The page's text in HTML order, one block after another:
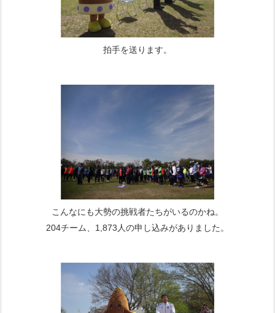
拍手を送ります。
こんなにも大勢の挑戦者たちがいるのかね。
204チーム、1,873人の申し込みがありました。